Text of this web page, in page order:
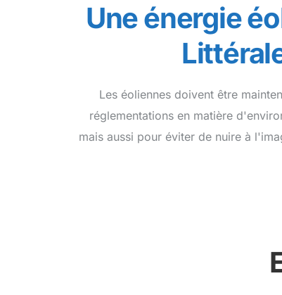
Une énergie
Les éoliennes doivent être
réglementations en matière
mais aussi pour éviter de nuire à